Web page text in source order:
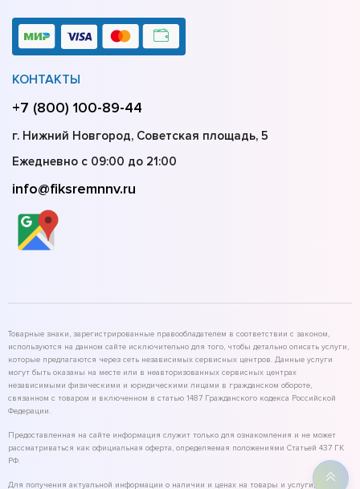
КОНТАКТЫ
+7 (800) 100-89-44
г. Нижний Новгород, Советская площадь, 5
Ежедневно с 09:00 до 21:00
info@fiksremnnv.ru
Товарные знаки, зарегистрированные правообладателем в соответствии с законом,
используются на данном сайте исключительно для того, чтобы детально описать услуги,
которые предлагаются через сеть независимых сервисных центров. Данные услуги
могут быть оказаны на месте или в неавторизованных сервисных центрах
независимыми физическими и юридическими лицами в гражданском обороте,
связанном с товаром и включенном в статью 1487 Гражданского кодекса Российской
Федерации.
Предоставленная на сайте информация служит только для ознакомления и не может
рассматриваться как официальная оферта, определяемая положениями Статьей 437 ГК
РФ.
Для получения актуальной информации о наличии и ценах на товары и услуги,